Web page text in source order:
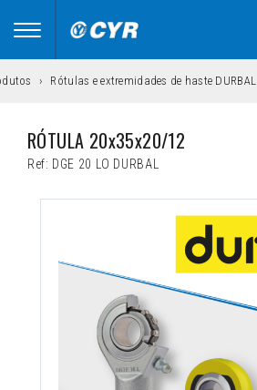
Toggle
Rótulas e extremidades de haste DURBAL
RÓTULA 20x35x20/12
Ref: DGE 20 LO DURBAL